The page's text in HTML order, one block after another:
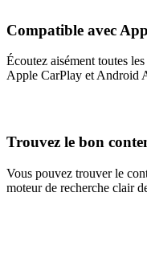
Compatible avec
Écoutez aisément toutes
Apple CarPlay et Android
Trouvez le bon
Vous pouvez trouver le
moteur de recherche clair